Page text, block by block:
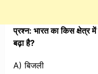
प्रश्न: भारत का किस
बढ़ा है?
A) बिजली